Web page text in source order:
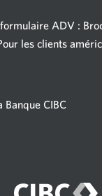
ADV :
les clients
Banque CIBC